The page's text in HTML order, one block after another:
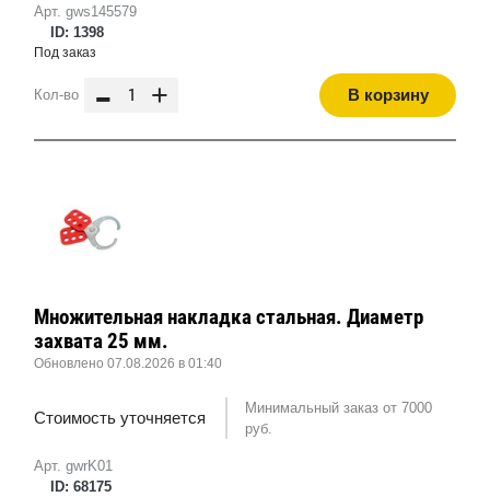
Арт. gws145579
ID: 1398
Под заказ
Кол-во - + В корзину
Арт. gwrK01
ID: 68175
Множительная накладка стальная. Диаметр
захвата 25 мм.
Обновлено 07.08.2026 в 01:40
Стоимость уточняется
Минимальный заказ от 7000
руб.